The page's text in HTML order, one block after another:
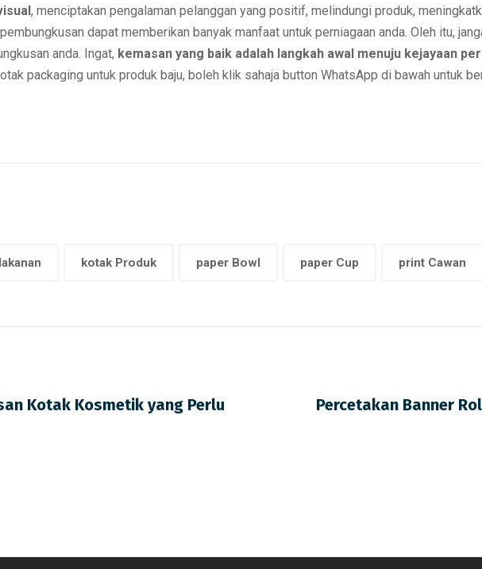
, menciptakan pengalaman pelanggan yang positif, melindungi produk,
dapat memberikan banyak manfaat untuk perniagaan anda. Oleh itu,
anda. Ingat, kemasan yang baik adalah langkah awal menuju kejayaan
packaging untuk produk baju, boleh klik sahaja button WhatsApp di bawah untuk
kotak Produk paper Bowl paper Cup print Cawan
Kotak Kosmetik yang Perlu
Percetakan Banner